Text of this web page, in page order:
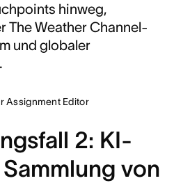
hinweg,
The Weather Channel-
und globaler
Assignment Editor
2: KI-
von